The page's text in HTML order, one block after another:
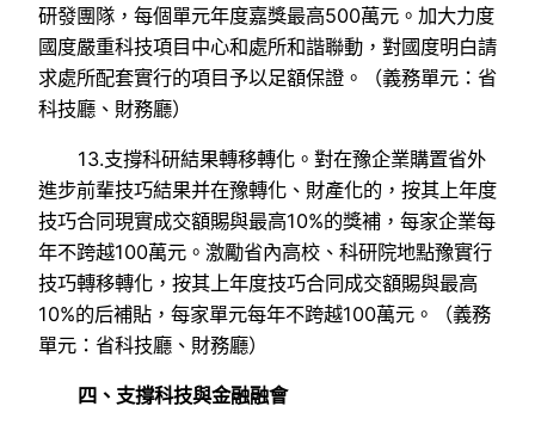
研發團隊，每個單元年度嘉獎最高500萬元。加大力度
國度嚴重科技項目中心和處所和諧聯動，對國度明白請
求處所配套實行的項目予以足額保證。（義務單元：省
科技廳、財務廳）
13.支撐科研結果轉移轉化。對在豫企業購置省外
進步前輩技巧結果并在豫轉化、財產化的，按其上年度
技巧合同現實成交額賜與最高10%的獎補，每家企業每
年不跨越100萬元。激勵省內高校、科研院地點豫實行
技巧轉移轉化，按其上年度技巧合同成交額賜與最高
10%的后補貼，每家單元每年不跨越100萬元。（義務
單元：省科技廳、財務廳）
四、支撐科技與金融融會